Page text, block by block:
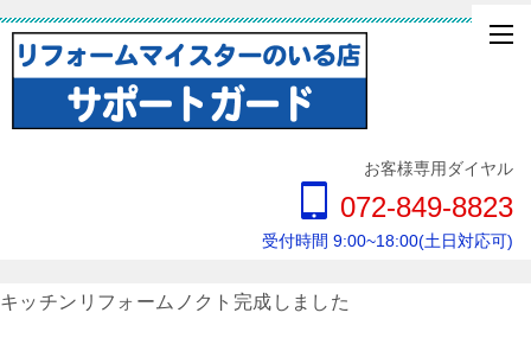
お客様専用ダイヤル
072-849-8823
受付時間 9:00~18:00(土日対応可)
キッチンリフォームノクト完成しました